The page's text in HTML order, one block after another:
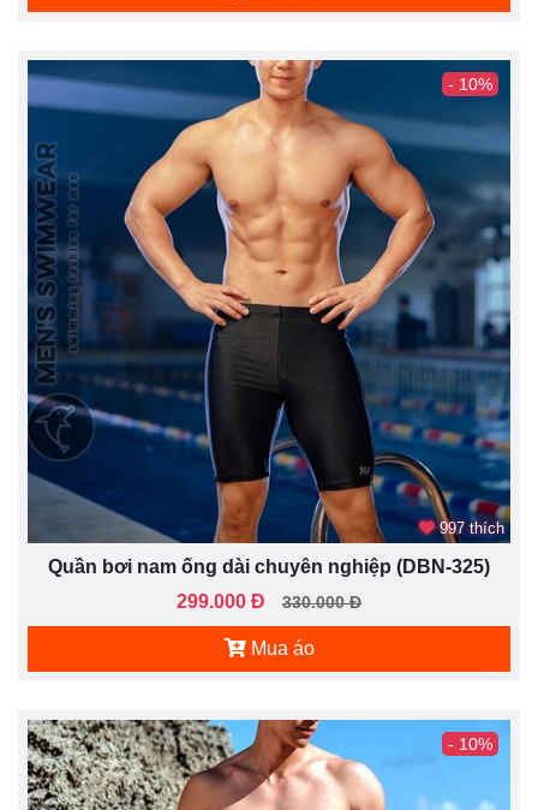
- 10%
997 thích
Quần bơi nam ống dài chuyên nghiệp (DBN-325)
299.000 Đ
330.000 Đ
Mua áo
- 10%